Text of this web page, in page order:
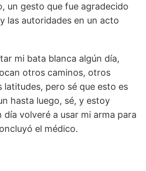
un gesto que fue agradecido
las autoridades en un acto
mi bata blanca algún día,
otros caminos, otros
pero sé que esto es
hasta luego, sé, y estoy
día volveré a usar mi arma para
el médico.